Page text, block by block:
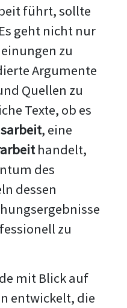
führt, sollte
geht nicht nur
zu
Argumente
Quellen zu
Texte, ob es
, eine
handelt,
des
dessen
zu
mit Blick auf
entwickelt, die